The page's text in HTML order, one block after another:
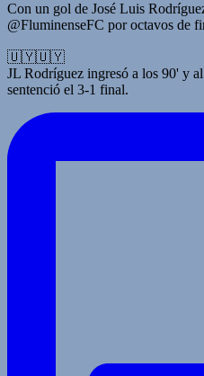
Con un gol de José Luis
@FluminenseFC por octavos de
🇺🇾🇺🇾
JL Rodríguez ingresó a los 90' y
sentenció el 3-1 final.